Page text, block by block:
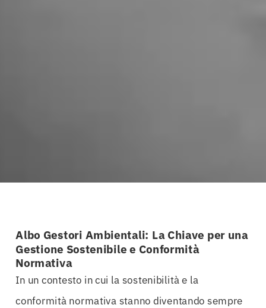
Albo Gestori Ambientali: La Chiave per una
Gestione Sostenibile e Conformità
Normativa
In un contesto in cui la sostenibilità e la
conformità normativa stanno diventando sempre